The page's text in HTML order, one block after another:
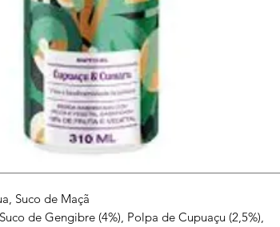
Suco de Maçã
de Gengibre (4%), Polpa de Cupuaçu (2,5%),